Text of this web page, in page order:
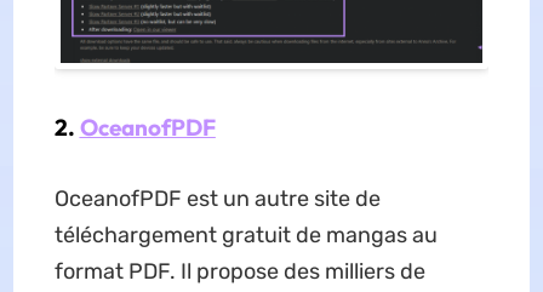
2. OceanofPDF
OceanofPDF est un autre site de
téléchargement gratuit de mangas au
format PDF. Il propose des milliers de